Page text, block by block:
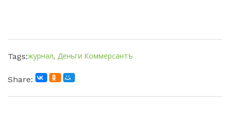
Tags:журнал, Деньги Коммерсантъ
Share: